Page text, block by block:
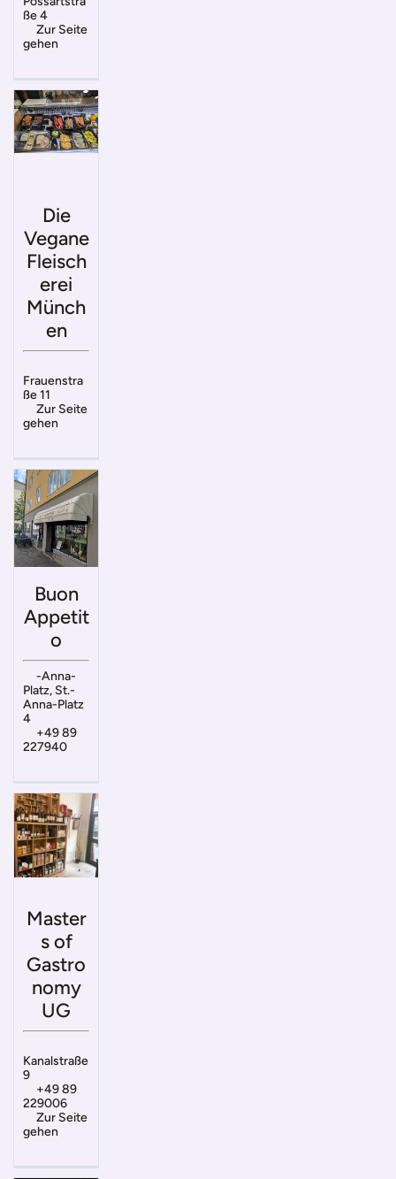
ße 4
Zur Seite
gehen
Die
Vegane
Fleisch
erei
Münch
en
Frauenstra
ße 11
Zur Seite
gehen
Buon
Appetit
o
-Anna-
Platz, St.-
Anna-Platz
4
+49 89
227940
Master
s of
Gastro
nomy
UG
Kanalstraße
9
+49 89
229006
Zur Seite
gehen